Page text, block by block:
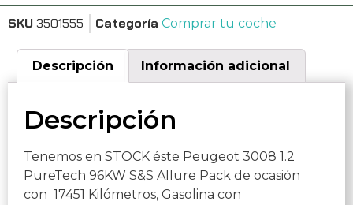
SKU 3501555 Categoría Comprar tu coche
Descripción Información adicional
Descripción
Tenemos en STOCK éste Peugeot 3008 1.2
PureTech 96KW S&S Allure Pack de ocasión
con 17451 Kilómetros, Gasolina con